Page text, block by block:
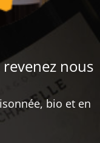
nous
bio et en